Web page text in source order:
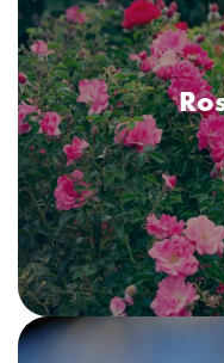
Un parfum floral,
trandafiri înfloriți. Un
trandafir și